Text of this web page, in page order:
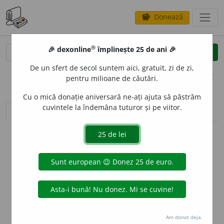
savings Donează
clear
opțiuni
sinteza definițiilor (1) definiții (4) declinări
info
Aceste definiții sunt compilate de
echipa dexonline. Definițiile
originale se află pe filadefiniții.
preferințe
🎉 dexonline® împlinește 25 de ani 🎉
De un sfert de secol suntem aici, gratuit, zi de zi,
pentru milioane de căutări.
Cu o mică donație aniversară ne-ați ajuta să păstrăm
cuvintele la îndemâna tuturor și pe viitor.
Am donat deja.